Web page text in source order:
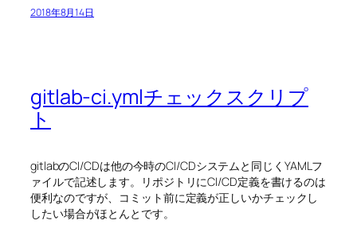
2018年8月14日
gitlab-ci.ymlチェックスクリプ
ト
gitlabのCI/CDは他の今時のCI/CDシステムと同じくYAMLフ
ァイルで記述します。リポジトリにCI/CD定義を書けるのは
便利なのですが、コミット前に定義が正しいかチェックし
したい場合がほとんとです。